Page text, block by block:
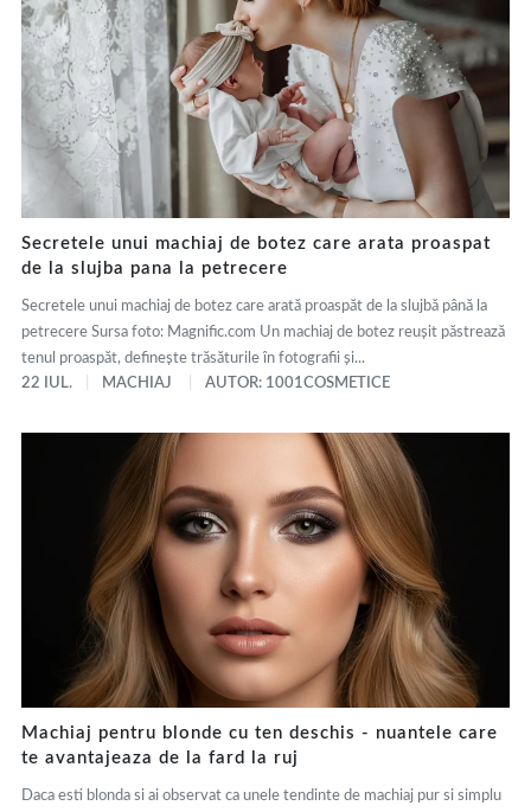
Secretele unui machiaj de botez care arata proaspat
de la slujba pana la petrecere
Secretele unui machiaj de botez care arată proaspăt de la slujbă până la
petrecere Sursa foto: Magnific.com Un machiaj de botez reușit păstrează
tenul proaspăt, definește trăsăturile în fotografii și...
22 IUL.
MACHIAJ AUTOR: 1001COSMETICE
Machiaj pentru blonde cu ten deschis - nuantele care
te avantajeaza de la fard la ruj
Daca esti blonda si ai observat ca unele tendinte de machiaj pur si simplu